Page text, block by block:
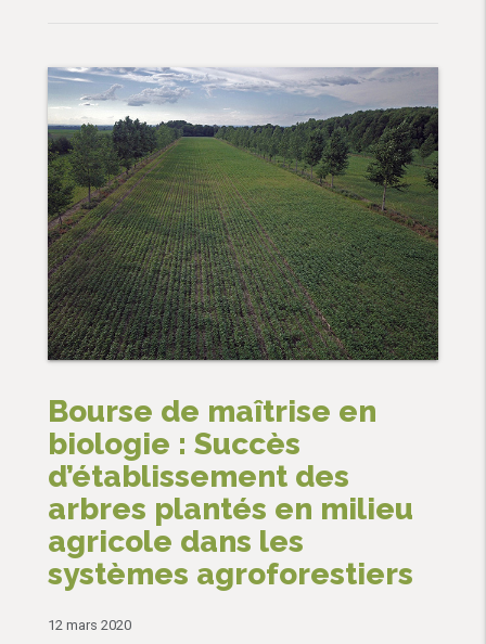
Bourse de maîtrise en
biologie : Succès
d’établissement des
arbres plantés en milieu
agricole dans les
systèmes agroforestiers
12 mars 2020